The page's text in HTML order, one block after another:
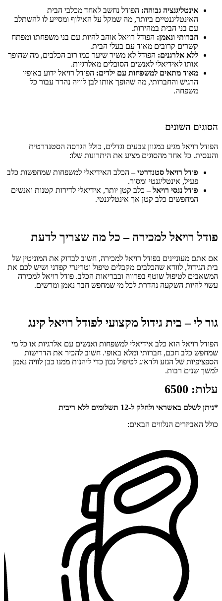
אינטליגנציה גבוהה: הפודל נחשב לאחד מכלבי הבית
האינטליגנטיים ביותר, מה שמקל על האילוף ומסייע לו להשתלב
עם בני הבית במהירות.
חברותי ונאמן: הפודל רויאל אוהב להיות עם בני משפחתו ומפתח
קשרים קרובים מאוד עם בעלי הבית.
ללא אלרגנים: הפודל לא משיר שיער כמו רוב הכלבים, מה שהופך
אותו לאידיאלי לאנשים הסובלים מאלרגיות.
מאוד מתאים למשפחות עם ילדים: הפודל רויאל ידוע באופיו
הרגיש והחברותי, מה שהופך אותו לבן לוויה נהדר עבור כל
משפחה.
הסוגים השונים
הפודל רויאל מגיע במגוון צבעים וגדלים, כולל הגרסה הסטנדרטית
והננסית. כל אחד מהסוגים מציע את היתרונות שלו:
פודל רויאל סטנדרטי – הכלב האידיאלי למשפחות שמחפשות כלב
פעיל, אינטליגנטי ומסור.
פודל ננסי רויאל –כלב קטן יותר, אידיאלי לדירות קטנות ואנשים
המחפשים כלב קטן אך אינטליגנטי.
פודל רויאל למכירה – כל מה שצריך לדעת
אם אתם מעוניינים בפודל רויאל למכירה, חשוב לבדוק את המוניטין של
בית הגידול, לוודא שהכלבים מקבלים טיפול וטרינרי קפדני ושיש לכם את
המשאבים לטיפול שוטף בפרווה ובבריאות הכלב. פודל רויאל למכירה
עשוי להיות השקעה נהדרת לכל מי שמחפש חבר נאמן ומרשים.
גור לי – בית גידול מקצועי לפודל רויאל קינג
הפודל רויאל הוא כלב אידיאלי למשפחות ואנשים עם אלרגיות או כל מי
שמחפש כלב חכם, חברותי ומלא באופי. חשוב להכיר את הדרישות
הספציפיות של הגזע ולדאוג לטיפול נכון כדי ליהנות ממנו כבן לוויה נאמן
למשך שנים רבות.
עלות: 6500
*ניתן לשלם באשראי ולחלק ל-12 תשלומים ללא ריבית
כולל האביזרים הנלווים הבאים: